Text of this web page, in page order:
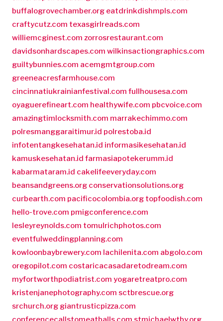
buffalogrovechamber.org eatdrinkdishmpls.com
craftycutz.com texasgirlreads.com
williemcginest.com zorrosrestaurant.com
davidsonhardscapes.com wilkinsactiongraphics.com
guiltybunnies.com acemgmtgroup.com
greeneacresfarmhouse.com
cincinnatiukrainianfestival.com fullhousesa.com
oyaguerefineart.com healthywife.com pbcvoice.com
amazingtimlocksmith.com marrakechimmo.com
polresmanggaraitimur.id polrestoba.id
infotentangkesehatan.id informasikesehatan.id
kamuskesehatan.id farmasiapotekerumm.id
kabarmataram.id cakelifeeveryday.com
beansandgreens.org conservationsolutions.org
curbearth.com pacificocolombia.org topfoodish.com
hello-trove.com pmigconference.com
lesleyreynolds.com tomulrichphotos.com
eventfulweddingplanning.com
kowloonbaybrewery.com lachilenita.com abgolo.com
oregopilot.com costaricacasadaretodream.com
myfortworthpodiatrist.com yogaretreatpro.com
kristenjanephotography.com sctbrescue.org
srchurch.org giantrusticpizza.com